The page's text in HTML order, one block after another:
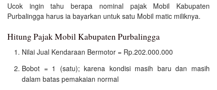
Ucok ingin tahu berapa nominal pajak Mobil Kabupaten
Purbalingga harus ia bayarkan untuk satu Mobil matic miliknya.
Hitung Pajak Mobil Kabupaten Purbalingga
Nilai Jual Kendaraan Bermotor = Rp.202.000.000
Bobot = 1 (satu); karena kondisi masih baru dan masih
dalam batas pemakaian normal